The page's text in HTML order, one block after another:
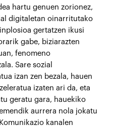
hartu genuen zorionez,
digitaletan oinarritutako
gertatzen ikusi
gabe, biziarazten
fenomeno
Sare sozial
izan zen bezala, hauen
izaten ari da, eta
geratu gara, hauekiko
aurrera nola jokatu
kanalen